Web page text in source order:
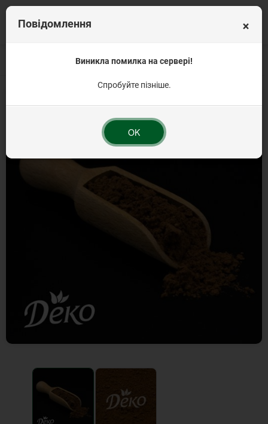
Вагова продукція Кондитерські інгредієнти від 1 кг
×
Повідомлення
Виникла помилка на сервері!
Спробуйте пізніше.
OK